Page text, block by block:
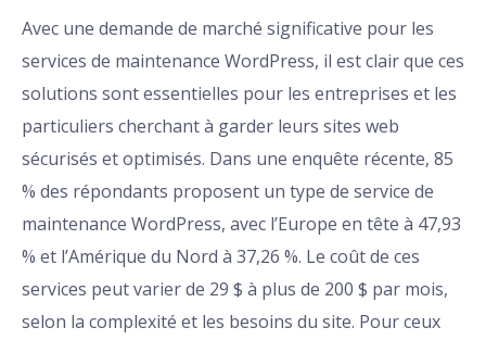
Avec une demande de marché significative pour les
services de maintenance WordPress, il est clair que ces
solutions sont essentielles pour les entreprises et les
particuliers cherchant à garder leurs sites web
sécurisés et optimisés. Dans une enquête récente, 85
% des répondants proposent un type de service de
maintenance WordPress, avec l’Europe en tête à 47,93
% et l’Amérique du Nord à 37,26 %. Le coût de ces
services peut varier de 29 $ à plus de 200 $ par mois,
selon la complexité et les besoins du site. Pour ceux